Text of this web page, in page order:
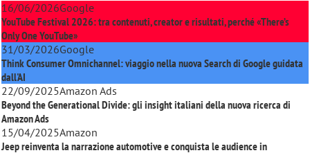
16/06/2026Google
YouTube Festival 2026: tra contenuti, creator e risultati, perché «There’s
Only One YouTube»
31/03/2026Google
Think Consumer Omnichannel: viaggio nella nuova Search di Google guidata
dall'AI
22/09/2025Amazon Ads
Beyond the Generational Divide: gli insight italiani della nuova ricerca di
Amazon Ads
15/04/2025Amazon
Jeep reinventa la narrazione automotive e conquista le audience in